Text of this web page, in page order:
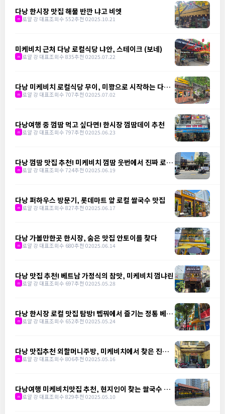
다낭 한시장 맛집 해물 반깐 냐고 비엣
m 로얄 강 대표 조회수 552추천 02025.10.21
미케비치 근처 다낭 로컬식당 냐안, 스테이크 (보네)
m 로얄 강 대표 조회수 835추천 02025.07.22
다낭 미케비치 로컬식당 무이, 미꽝으로 시작하는 다낭
의 하루
m 로얄 강 대표 조회수 707추천 02025.07.02
다낭여행 중 껌땀 먹고 싶다면! 한시장 껌땀데이 추천
m 로얄 강 대표 조회수 797추천 02025.06.23
다낭 껌땀 맛집 추천! 미케비치 껌땀 웃번에서 진짜 로컬
을 만나다
m 로얄 강 대표 조회수 724추천 02025.06.19
다낭 퍼하우스 방문기, 롯데마트 앞 로컬 쌀국수 맛집
m 로얄 강 대표 조회수 827추천 02025.06.17
다낭 가볼만한곳 한시장, 숨은 맛집 안토이를 찾다
m 로얄 강 대표 조회수 680추천 02025.06.14
다낭 맛집 추천! 베트남 가정식의 참맛, 미케비치 껌냐린
m 로얄 강 대표 조회수 697추천 02025.05.28
다낭 한시장 로컬 맛집 탐방! 벱꿔에서 즐기는 정통 베트
남 가정식
m 로얄 강 대표 조회수 652추천 02025.05.24
다낭 맛집추천 외할머니주방, 미케비치에서 찾은 진짜
베트남 밥상
m 로얄 강 대표 조회수 806추천 02025.05.16
다낭여행 미케비치맛집 추천, 현지인이 찾는 쌀국수 맛
집 냐항 비엣 쓰어
m 로얄 강 대표 조회수 829추천 02025.05.10